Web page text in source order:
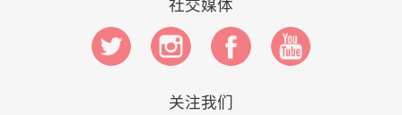
社交媒体
关注我们